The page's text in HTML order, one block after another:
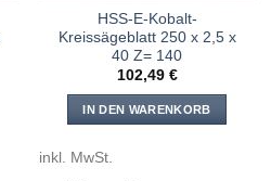
HSS-E-Kobalt-
Kreissägeblatt 250 x 2,5 x
40 Z= 140
102,49 €
IN DEN WARENKORB
inkl. MwSt.